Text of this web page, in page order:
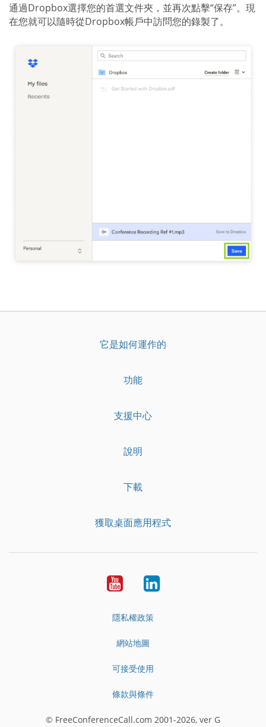
通過Dropbox選擇您的首選文件夾，並再次點擊“保存”。現
在您就可以隨時從Dropbox帳戶中訪問您的錄製了。
它是如何運作的
功能
支援中心
說明
下載
獲取桌面應用程式
YouTubeLinkedIn
隱私權政策
網站地圖
可接受使用
條款與條件
© FreeConferenceCall.com 2001-2026, ver G